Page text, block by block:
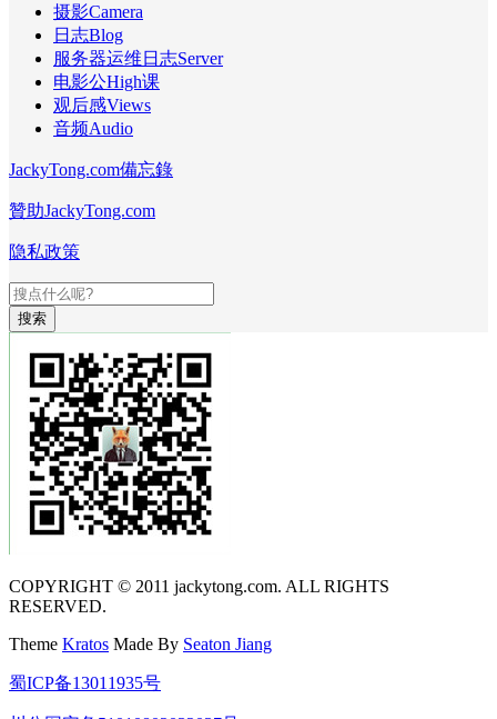
摄影Camera
日志Blog
服务器运维日志Server
电影公High课
观后感Views
音频Audio
JackyTong.com備忘錄
贊助JackyTong.com
隐私政策
搜索
COPYRIGHT © 2011 jackytong.com. ALL RIGHTS
RESERVED.
Theme Kratos Made By Seaton Jiang
蜀ICP备13011935号